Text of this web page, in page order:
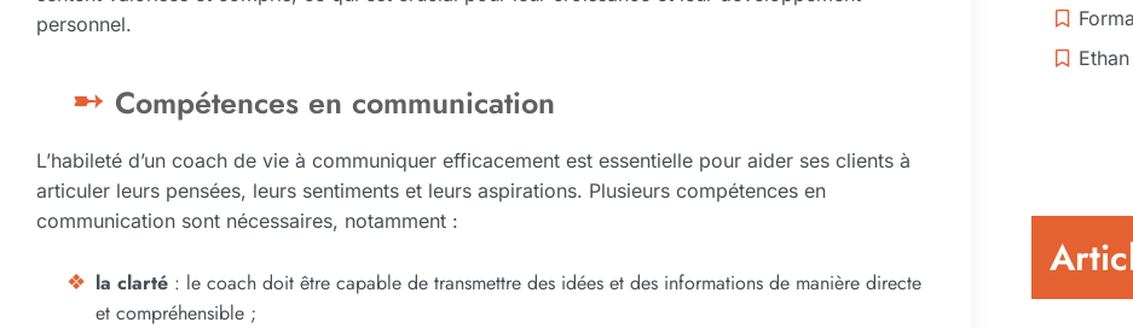
personnel.
Compétences en communication
L’habileté d’un coach de vie à communiquer efficacement est essentielle pour aider ses clients à
articuler leurs pensées, leurs sentiments et leurs aspirations. Plusieurs compétences en
communication sont nécessaires, notamment :
la clarté : le coach doit être capable de transmettre des idées et des informations de manière directe
et compréhensible ;